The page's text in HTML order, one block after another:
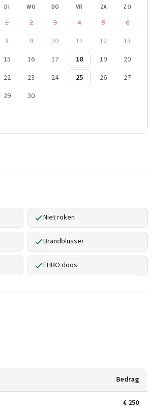
DI WO DO VR ZA ZO
1 2 3 4 5
6
8 9 10 11 12
13
15 16 17 18 19
20
22 23 24 25 26
27
29 30
Niet roken
Brandblusser
EHBO doos
Bedrag
€ 250